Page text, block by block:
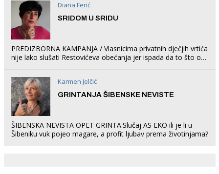
Diana Ferić
SRIDOM U SRIDU
PREDIZBORNA KAMPANJA / Vlasnicima privatnih dječjih vrtića
nije lako slušati Restovićeva obećanja jer ispada da to što oni
Karmen Jelčić
GRINTANJA ŠIBENSKE NEVISTE
ŠIBENSKA NEVISTA OPET GRINTA:Slučaj AS EKO ili je li u
Šibeniku vuk pojeo magare, a profit ljubav prema životinjama?